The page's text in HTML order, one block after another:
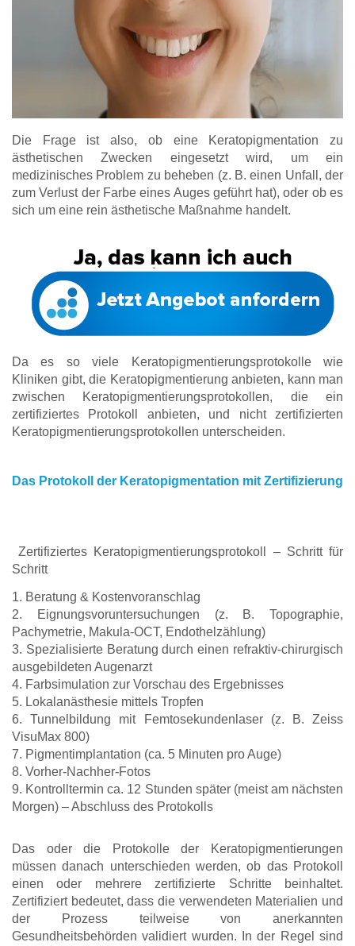
Die Frage ist also, ob eine Keratopigmentation zu
ästhetischen Zwecken eingesetzt wird, um ein
medizinisches Problem zu beheben (z. B. einen Unfall, der
zum Verlust der Farbe eines Auges geführt hat), oder ob es
sich um eine rein ästhetische Maßnahme handelt.
Da es so viele Keratopigmentierungsprotokolle wie
Kliniken gibt, die Keratopigmentierung anbieten, kann man
zwischen Keratopigmentierungsprotokollen, die ein
zertifiziertes Protokoll anbieten, und nicht zertifizierten
Keratopigmentierungsprotokollen unterscheiden.
Das Protokoll der Keratopigmentation mit Zertifizierung
Zertifiziertes Keratopigmentierungsprotokoll – Schritt für
Schritt
1. Beratung & Kostenvoranschlag
2. Eignungsvoruntersuchungen (z. B. Topographie,
Pachymetrie, Makula-OCT, Endothelzählung)
3. Spezialisierte Beratung durch einen refraktiv-chirurgisch
ausgebildeten Augenarzt
4. Farbsimulation zur Vorschau des Ergebnisses
5. Lokalanästhesie mittels Tropfen
6. Tunnelbildung mit Femtosekundenlaser (z. B. Zeiss
VisuMax 800)
7. Pigmentimplantation (ca. 5 Minuten pro Auge)
8. Vorher-Nachher-Fotos
9. Kontrolltermin ca. 12 Stunden später (meist am nächsten
Morgen) – Abschluss des Protokolls
Das oder die Protokolle der Keratopigmentierungen
müssen danach unterschieden werden, ob das Protokoll
einen oder mehrere zertifizierte Schritte beinhaltet.
Zertifiziert bedeutet, dass die verwendeten Materialien und
der Prozess teilweise von anerkannten
Gesundheitsbehörden validiert wurden. In der Regel sind